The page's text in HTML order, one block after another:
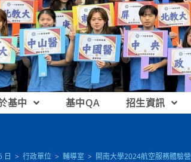
基中 基中QA 招生資訊
日 > 行政單位 > 輔導室 > 開南大學2024航空服務體驗營